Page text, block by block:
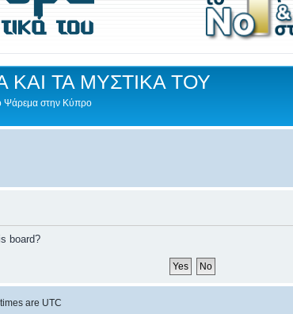
ΤΑ ΜΥΣΤΙΚΑ ΤΟΥ
Ψάρεμα στην Κύπρο
board?
are UTC